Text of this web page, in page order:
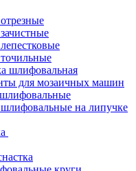
шлифовальная
для мозаичных машин
на липучке